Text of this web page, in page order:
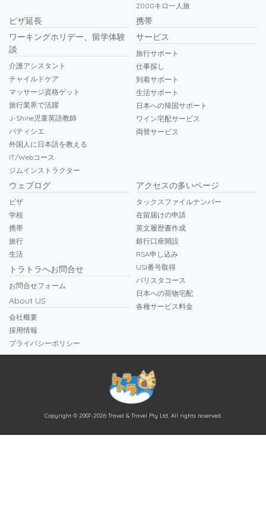
2000キロ一人旅
ビザ延長
ワーキングホリデー、留学体験
談
介護アシスタント
チャイルドケア
マッサージ資格ゲット
旅行業界で活躍
J-Shine児童英語教師
パティシエ
外国人に日本語を教える
IT/Webコース
ジムインストラクター
携帯
サービス
旅行サポート
仕事探し
到着サポート
生活サポート
日本への帰国サポート
ワイン宅配サービス
両替サービス
ウェブログ
ビザ
学校
携帯
旅行
生活
トラトラへお問合せ
お問合せフォーム
About US
会社概要
採用情報
プライバシーポリシー
アクセスの多いページ
タックスファイルナンバー
在留届けの申請
英文履歴書作成
銀行口座開設
RSA申し込み
USI番号取得
バリスタコース
日本への荷物宅配
各種サービス料金
Copyright © 2007-2026 Travel & Travel Pty Ltd. All rights reserved.